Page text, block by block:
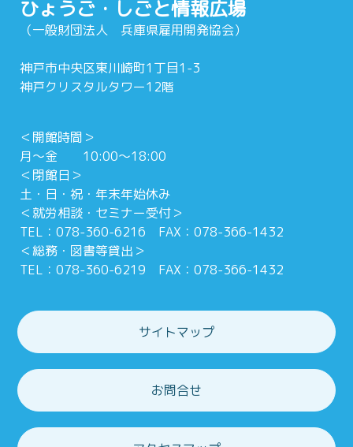
ひょうご・しごと情報広場
（一般財団法人 兵庫県雇用開発協会）
神戸市中央区東川崎町1丁目1-3
神戸クリスタルタワー12階
＜開館時間＞
月～金 10:00～18:00
＜閉館日＞
土・日・祝・年末年始休み
＜就労相談・セミナー受付＞
TEL：078-360-6216 FAX：078-366-1432
＜総務・図書等貸出＞
TEL：078-360-6219 FAX：078-366-1432
サイトマップ
お問合せ